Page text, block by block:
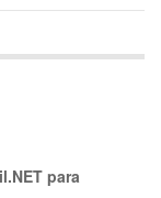
para